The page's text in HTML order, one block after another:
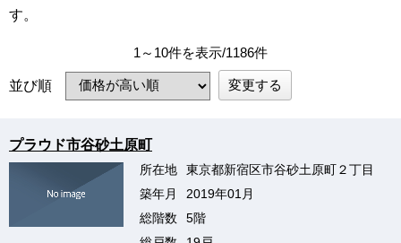
す。
1～10件を表示/1186件
並び順 変更する
プラウド市谷砂土原町
所在地
東京都新宿区市谷砂土原町２丁目
築年月
2019年01月
総階数
5階